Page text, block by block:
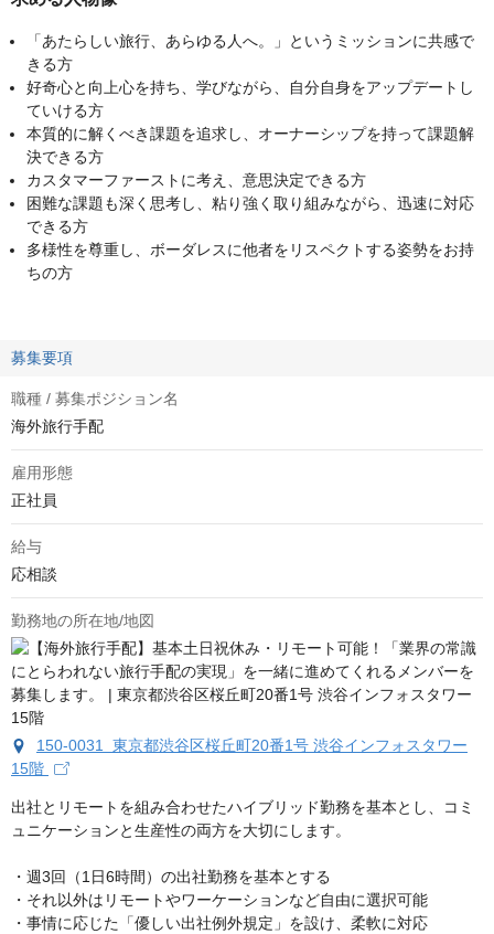
「あたらしい旅行、あらゆる人へ。」というミッションに共感で
きる方
好奇心と向上心を持ち、学びながら、自分自身をアップデートし
ていける方
本質的に解くべき課題を追求し、オーナーシップを持って課題解
決できる方
カスタマーファーストに考え、意思決定できる方
困難な課題も深く思考し、粘り強く取り組みながら、迅速に対応
できる方
多様性を尊重し、ボーダレスに他者をリスペクトする姿勢をお持
ちの方
募集要項
職種 / 募集ポジション名
海外旅行手配
雇用形態
正社員
給与
応相談
勤務地の所在地/地図
150-0031 東京都渋谷区桜丘町20番1号 渋谷インフォスタワー
15階
出社とリモートを組み合わせたハイブリッド勤務を基本とし、コミ
ュニケーションと生産性の両方を大切にします。
・週3回（1日6時間）の出社勤務を基本とする
・それ以外はリモートやワーケーションなど自由に選択可能
・事情に応じた「優しい出社例外規定」を設け、柔軟に対応